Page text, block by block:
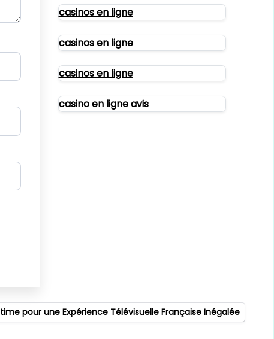
casinos en ligne
casinos en ligne
casinos en ligne
casino en ligne avis
pour une Expérience Télévisuelle Française Inégalée